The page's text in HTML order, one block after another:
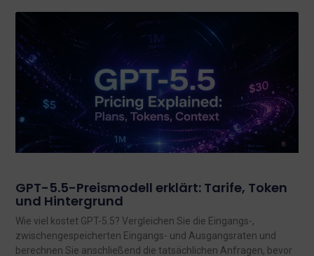
GPT-5.5-Preismodell erklärt: Tarife, Token
und Hintergrund
Wie viel kostet GPT-5.5? Vergleichen Sie die Eingangs-,
zwischengespeicherten Eingangs- und Ausgangsraten und
berechnen Sie anschließend die tatsächlichen Anfragen, bevor